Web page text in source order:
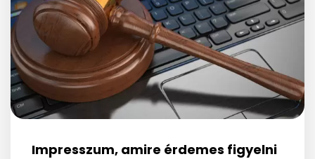
Impresszum, amire érdemes figyelni